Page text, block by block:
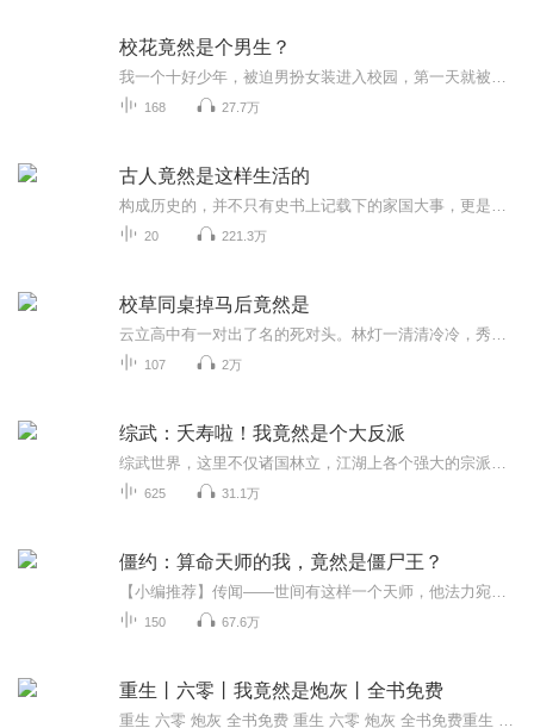
校花竟然是个男生？
168 27.7万
古人竟然是这样生活的
20 221.3万
校草同桌掉马后竟然是
107 2万
综武：夭寿啦！我竟然是个大反派
625 31.1万
僵约：算命天师的我，竟然是僵尸王？
150 67.6万
重生丨六零丨我竟然是炮灰丨全书免费